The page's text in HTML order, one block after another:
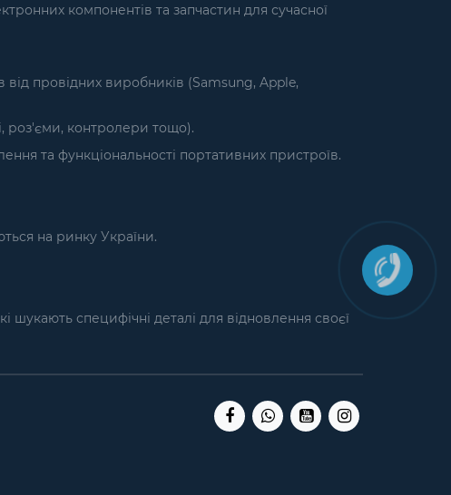
компонентів та запчастин для сучасної
провідних виробників (Samsung, Apple,
роз'єми, контролери тощо).
та функціональності портативних пристроїв.
на ринку України.
шукають специфічні деталі для відновлення своєї